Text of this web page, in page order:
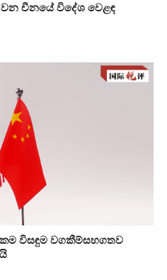
චීනයේ විදේශ වෙළඳ
විසඳුම වගකීම්සහගතව